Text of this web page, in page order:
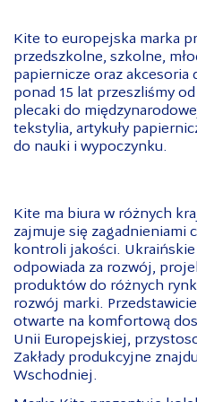
Kite to europejska marka
przedszkolne, szkolne,
papiernicze oraz akcesoria
ponad 15 lat przeszliśmy
plecaki do
tekstylia, artykuły
do nauki i wypoczynku.
Kite ma biura w różnych
zajmuje się zagadnieniami
kontroli jakości.
odpowiada za rozwój,
produktów do różnych
rozwój marki.
otwarte na komfortową
Unii Europejskiej,
Zakłady produkcyjne
Wschodniej.